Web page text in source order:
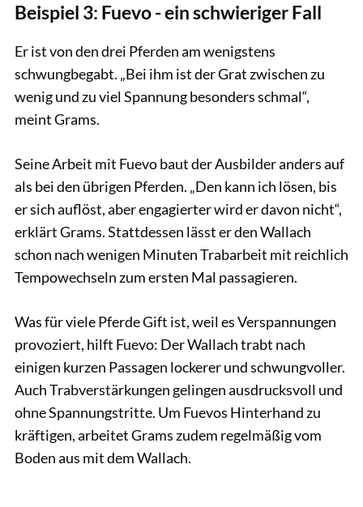
Beispiel 3: Fuevo - ein schwieriger Fall
Er ist von den drei Pferden am wenigstens
schwungbegabt. „Bei ihm ist der Grat zwischen zu
wenig und zu viel Spannung besonders schmal“,
meint Grams.
Seine Arbeit mit Fuevo baut der Ausbilder anders auf
als bei den übrigen Pferden. „Den kann ich lösen, bis
er sich auflöst, aber engagierter wird er davon nicht“,
erklärt Grams. Stattdessen lässt er den Wallach
schon nach wenigen Minuten Trabarbeit mit reichlich
Tempowechseln zum ersten Mal passagieren.
Was für viele Pferde Gift ist, weil es Verspannungen
provoziert, hilft Fuevo: Der Wallach trabt nach
einigen kurzen Passagen lockerer und schwungvoller.
Auch Trabverstärkungen gelingen ausdrucksvoll und
ohne Spannungstritte. Um Fuevos Hinterhand zu
kräftigen, arbeitet Grams zudem regelmäßig vom
Boden aus mit dem Wallach.